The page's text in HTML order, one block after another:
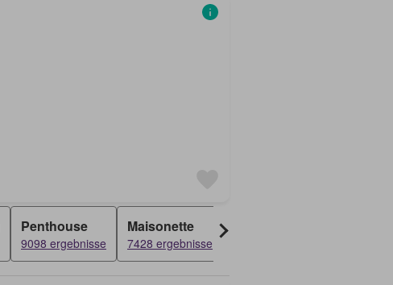
Penthouse
9098 ergebnisse
Maisonette
7428 ergebnisse